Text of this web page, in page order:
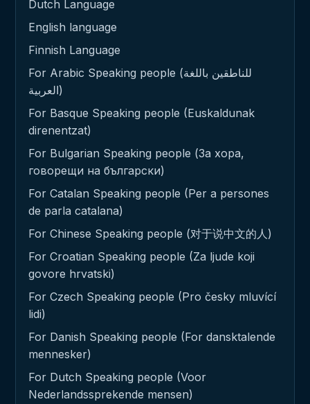
Dutch Language
English language
Finnish Language
For Arabic Speaking people (للناطقين باللغة
العربية)
For Basque Speaking people (Euskaldunak
direnentzat)
For Bulgarian Speaking people (За хора,
говорещи на български)
For Catalan Speaking people (Per a persones
de parla catalana)
For Chinese Speaking people (对于说中文的人)
For Croatian Speaking people (Za ljude koji
govore hrvatski)
For Czech Speaking people (Pro česky mluvící
lidi)
For Danish Speaking people (For dansktalende
mennesker)
For Dutch Speaking people (Voor
Nederlandssprekende mensen)